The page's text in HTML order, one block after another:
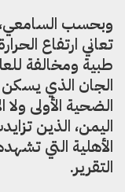
وبحسب
تعاني ارتفاع
طبية ومخالفة
الجان الذي
الضحية الأولى ولا
اليمن، الذين
الأهلية التي
التقرير.